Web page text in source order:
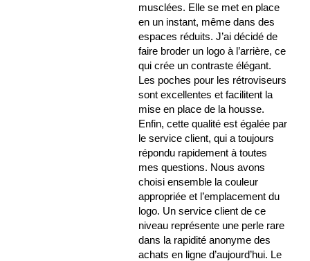
musclées. Elle se met en place
en un instant, même dans des
espaces réduits. J’ai décidé de
faire broder un logo à l’arrière, ce
qui crée un contraste élégant.
Les poches pour les rétroviseurs
sont excellentes et facilitent la
mise en place de la housse.
Enfin, cette qualité est égalée par
le service client, qui a toujours
répondu rapidement à toutes
mes questions. Nous avons
choisi ensemble la couleur
appropriée et l’emplacement du
logo. Un service client de ce
niveau représente une perle rare
dans la rapidité anonyme des
achats en ligne d’aujourd’hui. Le